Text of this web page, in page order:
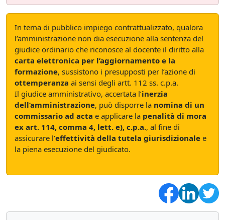
In tema di pubblico impiego contrattualizzato, qualora
l’amministrazione non dia esecuzione alla sentenza del
giudice ordinario che riconosce al docente il diritto alla
carta elettronica per l’aggiornamento e la
formazione, sussistono i presupposti per l’azione di
ottemperanza ai sensi degli artt. 112 ss. c.p.a.
Il giudice amministrativo, accertata l’inerzia
dell’amministrazione, può disporre la nomina di un
commissario ad acta e applicare la penalità di mora
ex art. 114, comma 4, lett. e), c.p.a., al fine di
assicurare l’effettività della tutela giurisdizionale e
la piena esecuzione del giudicato.